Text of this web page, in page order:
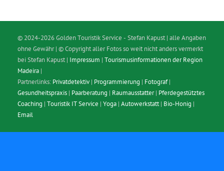
© 2024-2026 Golden Touristik Service - Stefan Kapust | alle Angaben
ohne Gewähr | © Copyright aller Fotos so weit nicht anders vermerkt
bei Stefan Kapust |
Impressum
Tourismusinformationen der Region
Madeira
Partnerlinks: Privatdetektiv Programmierung Fotograf|
Gesundheitspraxis
Paarberatung Raumausstatter| Pferdegestütztes
Coaching
Touristik IT Service Yoga Autowerkstatt| Bio-Honig
Email